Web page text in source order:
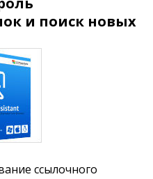
и поиск новых
ссылочного